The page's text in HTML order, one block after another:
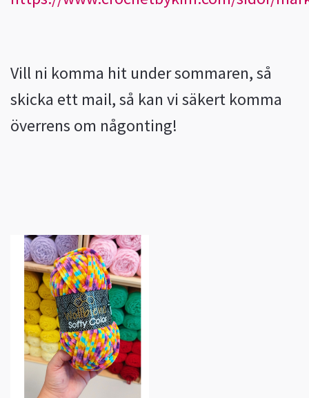
Vill ni komma hit under sommaren, så
skicka ett mail, så kan vi säkert komma
överrens om någonting!